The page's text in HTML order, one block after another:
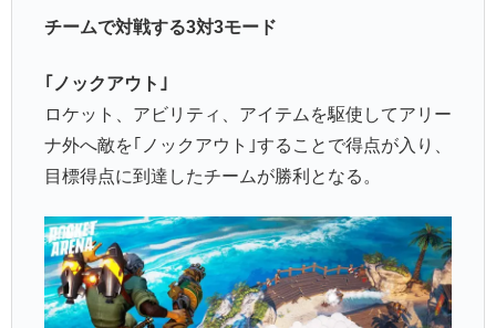
チームで対戦する3対3モード
｢ノックアウト｣
ロケット、アビリティ、アイテムを駆使してアリー
ナ外へ敵を｢ノックアウト｣することで得点が入り、
目標得点に到達したチームが勝利となる。